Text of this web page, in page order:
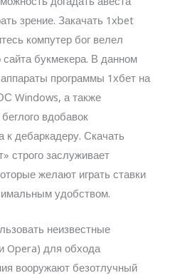
зрение. Закачать 1xbet
компутер бог велел
букмекера. В данном
программы 1хбет на
Windows, а также
вдобавок
к дебаркадеру. Скачать
строго заслуживает
желают играть ставки
удобством.
неизвестные
Opera) для обхода
вооружают безотлучный